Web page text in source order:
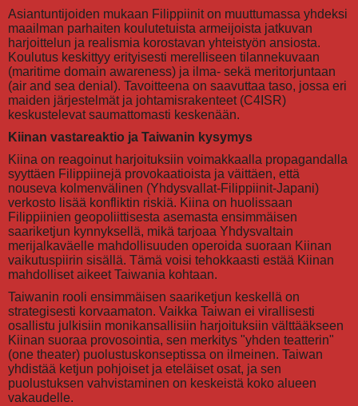
Asiantuntijoiden mukaan Filippiinit on muuttumassa yhdeksi
maailman parhaiten koulutetuista armeijoista jatkuvan
harjoittelun ja realismia korostavan yhteistyön ansiosta.
Koulutus keskittyy erityisesti merelliseen tilannekuvaan
(maritime domain awareness) ja ilma- sekä meritorjuntaan
(air and sea denial). Tavoitteena on saavuttaa taso, jossa eri
maiden järjestelmät ja johtamisrakenteet (C4ISR)
keskustelevat saumattomasti keskenään.
Kiinan vastareaktio ja Taiwanin kysymys
Kiina on reagoinut harjoituksiin voimakkaalla propagandalla
syyttäen Filippiinejä provokaatioista ja väittäen, että
nouseva kolmenvälinen (Yhdysvallat-Filippiinit-Japani)
verkosto lisää konfliktin riskiä. Kiina on huolissaan
Filippiinien geopoliittisesta asemasta ensimmäisen
saariketjun kynnyksellä, mikä tarjoaa Yhdysvaltain
merijalkaväelle mahdollisuuden operoida suoraan Kiinan
vaikutuspiirin sisällä. Tämä voisi tehokkaasti estää Kiinan
mahdolliset aikeet Taiwania kohtaan.
Taiwanin rooli ensimmäisen saariketjun keskellä on
strategisesti korvaamaton. Vaikka Taiwan ei virallisesti
osallistu julkisiin monikansallisiin harjoituksiin välttääkseen
Kiinan suoraa provosointia, sen merkitys "yhden teatterin"
(one theater) puolustuskonseptissa on ilmeinen. Taiwan
yhdistää ketjun pohjoiset ja eteläiset osat, ja sen
puolustuksen vahvistaminen on keskeistä koko alueen
vakaudelle.